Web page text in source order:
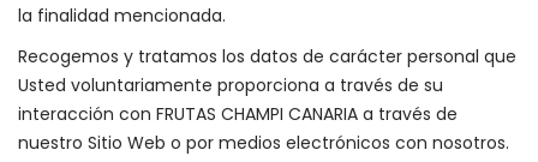
la finalidad mencionada.
Recogemos y tratamos los datos de carácter personal que
Usted voluntariamente proporciona a través de su
interacción con FRUTAS CHAMPI CANARIA a través de
nuestro Sitio Web o por medios electrónicos con nosotros.